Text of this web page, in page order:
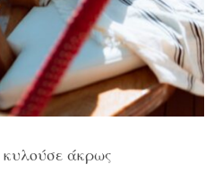
κυλούσε άκρως